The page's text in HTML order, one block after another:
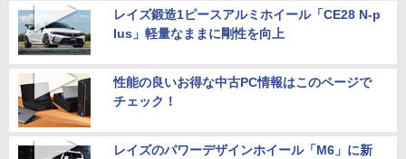
レイズ鍛造1ピースアルミホイール「CE28 N-p
lus」軽量なままに剛性を向上
性能の良いお得な中古PC情報はこのページで
チェック！
レイズのパワーデザインホイール「M6」に新